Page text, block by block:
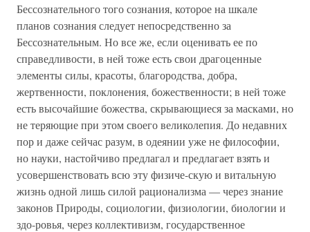
Бессознательного того сознания, которое на шкале
планов сознания следует непосредственно за
Бессознательным. Но все же, если оценивать ее по
справедливости, в ней тоже есть свои драгоценные
элементы силы, красоты, благородства, добра,
жертвенности, поклонения, божественности; в ней тоже
есть высочайшие божества, скрывающиеся за масками, но
не теряющие при этом своего великолепия. До недавних
пор и даже сейчас разум, в одеянии уже не философии,
но науки, настойчиво предлагал и предлагает взять и
усовершенствовать всю эту физиче-скую и витальную
жизнь одной лишь силой рационализма — через знание
законов Природы, социологии, физиологии, биологии и
здо-ровья, через коллективизм, государственное